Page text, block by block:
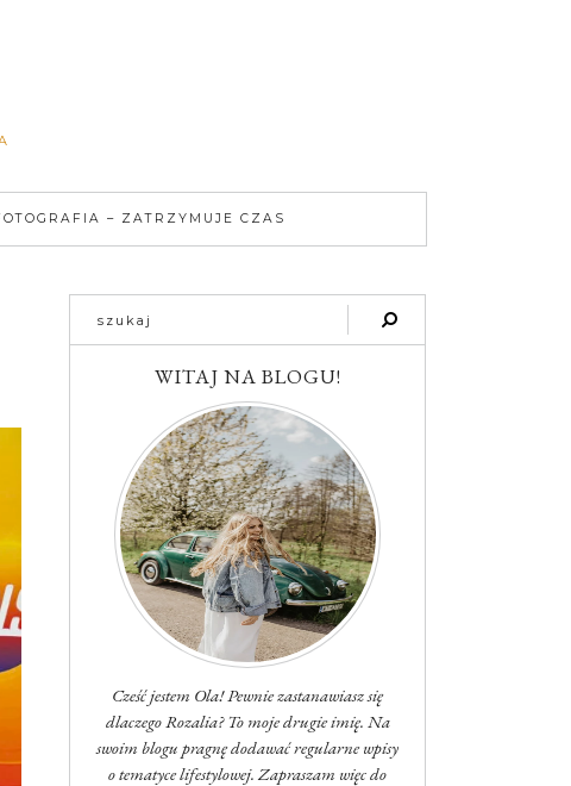
– ZATRZYMUJE CZAS
WITAJ NA BLOGU!
Cześć jestem Ola! Pewnie zastanawiasz się
dlaczego Rozalia? To moje drugie imię. Na
swoim blogu pragnę dodawać regularne wpisy
o tematyce lifestylowej. Zapraszam więc do